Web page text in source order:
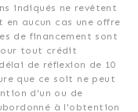
indiqués ne revêtent
aucun cas une offre
de financement sont
tout crédit
de réflexion de 10
que ce soit ne peut
d'un ou de
à l'obtention